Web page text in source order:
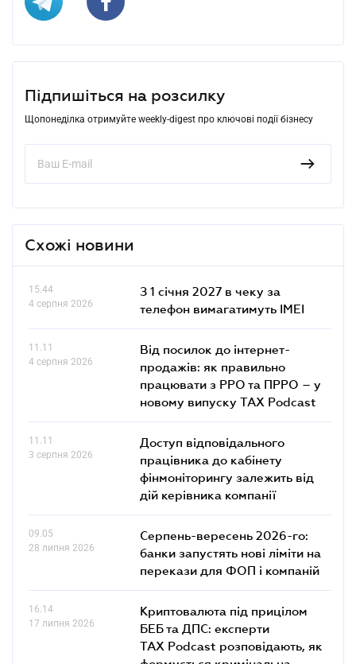
Підпишіться на розсилку
Щопонеділка отримуйте weekly-digest про ключові події бізнесу
Схожі новини
15.44
4 серпня 2026
З 1 січня 2027 в чеку за
телефон вимагатимуть IMEI
11.11
4 серпня 2026
Від посилок до інтернет-
продажів: як правильно
працювати з РРО та ПРРО – у
новому випуску TAX Podcast
11.11
3 серпня 2026
Доступ відповідального
працівника до кабінету
фінмоніторингу залежить від
дій керівника компанії
09.05
28 липня 2026
Серпень-вересень 2026-го:
банки запустять нові ліміти на
перекази для ФОП і компаній
16.14
17 липня 2026
Криптовалюта під прицілом
БЕБ та ДПС: експерти
TAX Podcast розповідають, як